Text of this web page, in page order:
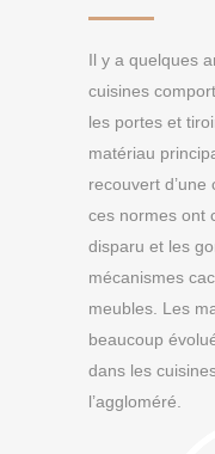
Il y a quelques
cuisines
les portes et
matériau
recouvert d’une
ces normes ont
disparu et les
mécanismes
meubles. Les
beaucoup
dans les
l’aggloméré.